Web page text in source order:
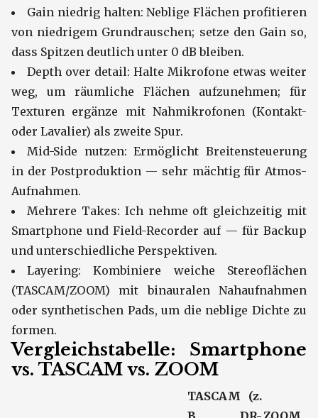
Gain niedrig halten: Neblige Flächen profitieren
von niedrigem Grundrauschen; setze den Gain so,
dass Spitzen deutlich unter 0 dB bleiben.
Depth over detail: Halte Mikrofone etwas weiter
weg, um räumliche Flächen aufzunehmen; für
Texturen ergänze mit Nahmikrofonen (Kontakt-
oder Lavalier) als zweite Spur.
Mid-Side nutzen: Ermöglicht Breitensteuerung
in der Postproduktion — sehr mächtig für Atmos-
Aufnahmen.
Mehrere Takes: Ich nehme oft gleichzeitig mit
Smartphone und Field-Recorder auf — für Backup
und unterschiedliche Perspektiven.
Layering: Kombiniere weiche Stereoflächen
(TASCAM/ZOOM) mit binauralen Nahaufnahmen
oder synthetischen Pads, um die neblige Dichte zu
formen.
Vergleichstabelle: Smartphone
vs. TASCAM vs. ZOOM
TASCAM (z.